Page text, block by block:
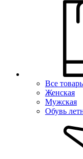
Все
Женская
Мужская
Обувь